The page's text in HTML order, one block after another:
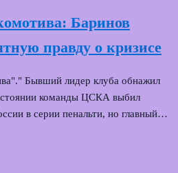
Баринов
правду о кризисе
Бывший лидер клуба обнажил
команды ЦСКА выбил
в серии пенальти, но главный…